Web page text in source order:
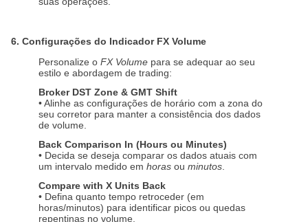
6. Configurações do Indicador FX Volume
Personalize o FX Volume para se adequar ao seu
estilo e abordagem de trading:
Broker DST Zone & GMT Shift
• Alinhe as configurações de horário com a zona do
seu corretor para manter a consistência dos dados
de volume.
Back Comparison In (Hours ou Minutes)
• Decida se deseja comparar os dados atuais com
um intervalo medido em horas ou minutos
Compare with X Units Back
• Defina quanto tempo retroceder (em
horas/minutos) para identificar picos ou quedas
repentinas no volume.